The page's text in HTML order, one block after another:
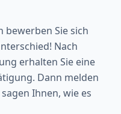
bewerben Sie sich
Nach
erhalten Sie eine
Dann melden
Ihnen, wie es